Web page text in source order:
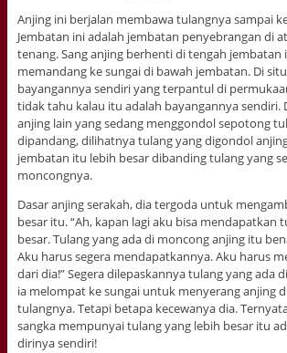
Anjing ini berjalan membawa tulangnya sampai
Jembatan ini adalah jembatan penyebrangan di
tenang. Sang anjing berhenti di tengah jembatan
memandang ke sungai di bawah jembatan. Di
bayangannya sendiri yang terpantul di
tidak tahu kalau itu adalah bayangannya sendiri.
anjing lain yang sedang menggondol sepotong
dipandang, dilihatnya tulang yang digondol
jembatan itu lebih besar dibanding tulang yang
moncongnya.
Dasar anjing serakah, dia tergoda untuk
besar itu. “Ah, kapan lagi aku bisa mendapatkan
besar. Tulang yang ada di moncong anjing itu
Aku harus segera mendapatkannya. Aku harus
dari dia!” Segera dilepaskannya tulang yang ada
ia melompat ke sungai untuk menyerang anjing
tulangnya. Tetapi betapa kecewanya dia.
sangka mempunyai tulang yang lebih besar itu
dirinya sendiri!